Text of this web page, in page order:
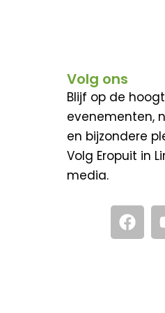
Volg ons
Blijf op de
evenementen,
en bijzondere
Volg Eropuit in
media.
F
a
c